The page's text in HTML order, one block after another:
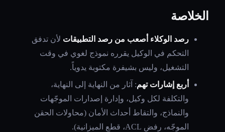
الخلاصة
رصد الوكلاء أصعب من رصد التطبيقات لأن تدفق
التحكم في الوكيل يقرره نموذج لغوي في وقت
التشغيل، وليس بشيفرة مكتوبة يدوياً.
أربع إشارات تهم: آثار من النهاية إلى النهاية،
والتكلفة لكل وكيل، وإدارة إصدارات الموجّهات
والنماذج، والتقاط أحداث الأمان (محاولات الحقن
الموجّه، رفض ACL، قطع الميزانية).